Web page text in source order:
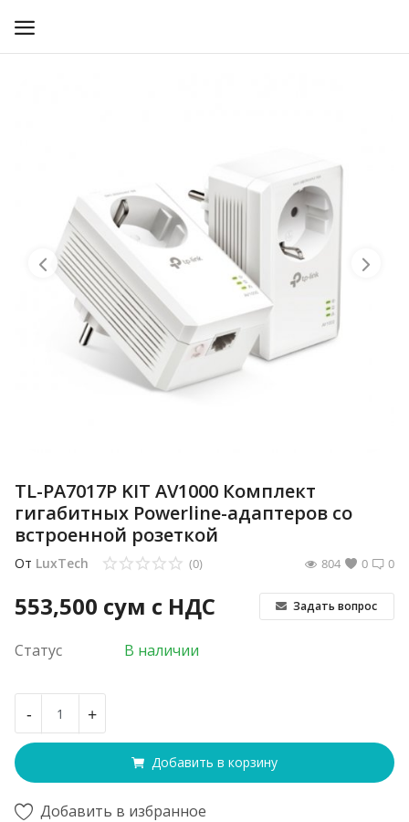
ДЛЯ ОПЕРАТОРОВ СВЯЗИ
Прочее
Избранное
TL-PA7017P KIT AV1000 Комплект
гигабитных Powerline-адаптеров со
встроенной розеткой
От LuxTech 0
(0) 0
804
553,500 сум с НДС Задать вопрос
Статус В наличии
- +
Добавить в корзину
Добавить в избранное